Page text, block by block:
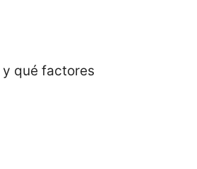
y qué factores